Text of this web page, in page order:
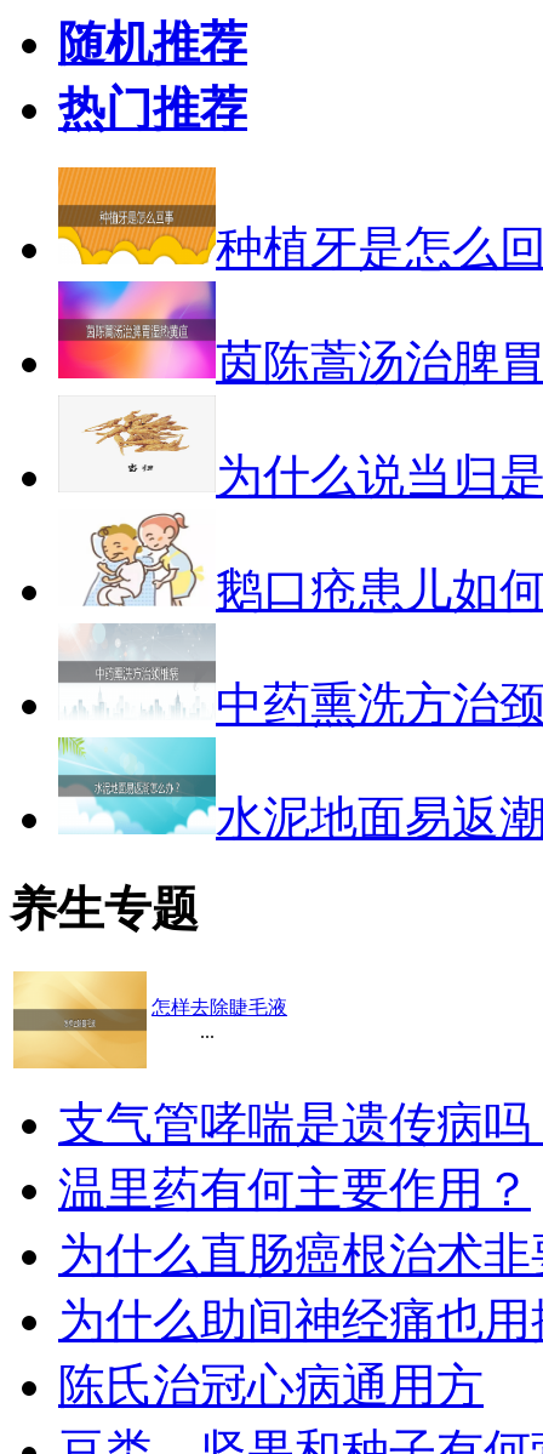
随机推荐
热门推荐
种植牙是怎么
茵陈蒿汤治脾
为什么说当归
鹅口疮患儿如
中药熏洗方治
水泥地面易返
养生专题
怎样去除睫毛液
...
支气管哮喘是遗传病吗
温里药有何主要作用？
为什么直肠癌根治术非
为什么助间神经痛也用
陈氏治冠心病通用方